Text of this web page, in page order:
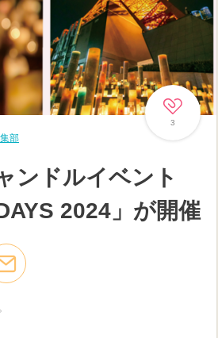
3
部
ンドルイベント
2024」が開催